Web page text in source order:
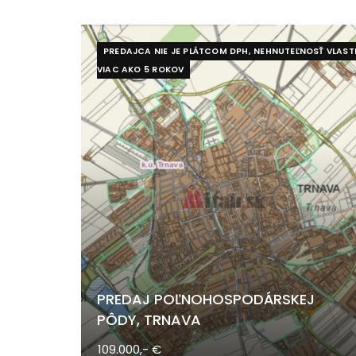
PREDAJCA NIE JE PLÁTCOM DPH, NEHNUTEĽNOSŤ
VIAC AKO 5 ROKOV
PREDAJ POĽNOHOSPODÁRSKEJ
PÔDY, TRNAVA
109.000,- €